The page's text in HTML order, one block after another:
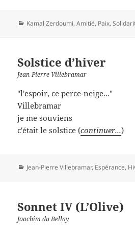
Catégories
Kamal Zerdoumi,Amitié, Paix,
Solstice d’hiver
Jean-Pierre Villebramar
"l'espoir, ce perce-neige..."
Villebramar
je me souviens
c'était le solstice (continuer...)
Catégories
Jean-Pierre Villebramar, Espérance,
Sonnet IV (L’Olive)
Joachim du Bellay